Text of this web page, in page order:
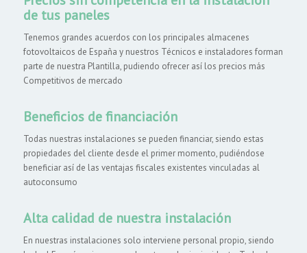
de tus paneles
Tenemos grandes acuerdos con los principales almacenes
fotovoltaicos de España y nuestros Técnicos e instaladores forman
parte de nuestra Plantilla, pudiendo ofrecer así los precios más
Competitivos de mercado
Beneficios de financiación
Todas nuestras instalaciones se pueden financiar, siendo estas
propiedades del cliente desde el primer momento, pudiéndose
beneficiar así de las ventajas fiscales existentes vinculadas al
autoconsumo
Alta calidad de nuestra instalación
En nuestras instalaciones solo interviene personal propio, siendo